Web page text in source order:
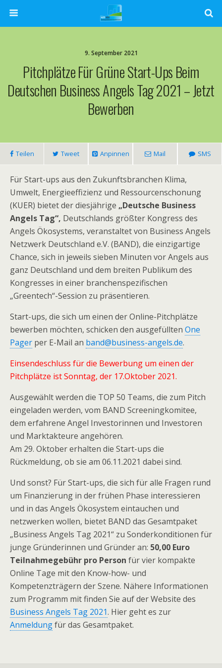
9. September 2021
Pitchplätze Für Grüne Start-Ups Beim
Deutschen Business Angels Tag 2021 – Jetzt
Bewerben
Teilen Tweet Anpinnen Mail SMS
Für Start-ups aus den Zukunftsbranchen Klima,
Umwelt, Energieeffizienz und Ressourcenschonung
(KUER) bietet der diesjährige „Deutsche Business
Angels Tag“, Deutschlands größter Kongress des
Angels Ökosystems, veranstaltet von Business Angels
Netzwerk Deutschland e.V. (BAND), die einzigartige
Chance, sich in jeweils sieben Minuten vor Angels aus
ganz Deutschland und dem breiten Publikum des
Kongresses in einer branchenspezifischen
„Greentech“-Session zu präsentieren.
Start-ups, die sich um einen der Online-Pitchplätze
bewerben möchten, schicken den ausgefüllten One
Pager per E-Mail an band@business-angels.de.
Einsendeschluss für die Bewerbung um einen der
Pitchplätze ist Sonntag, der 17.Oktober 2021.
Ausgewählt werden die TOP 50 Teams, die zum Pitch
eingeladen werden, vom BAND Screeningkomitee,
dem erfahrene Angel Investorinnen und Investoren
und Marktakteure angehören.
Am 29. Oktober erhalten die Start-ups die
Rückmeldung, ob sie am 06.11.2021 dabei sind.
Und sonst? Für Start-ups, die sich für alle Fragen rund
um Finanzierung in der frühen Phase interessieren
und in das Angels Ökosystem eintauchen und
netzwerken wollen, bietet BAND das Gesamtpaket
„Business Angels Tag 2021“ zu Sonderkonditionen für
junge Gründerinnen und Gründer an: 50,00 Euro
Teilnahmegebühr pro Person für vier kompakte
Online Tage mit den Know-how- und
Kompetenzträgern der Szene. Nähere Informationen
zum Programm mit finden Sie auf der Website des
Business Angels Tag 2021. Hier geht es zur
Anmeldungfür das Gesamtpaket.